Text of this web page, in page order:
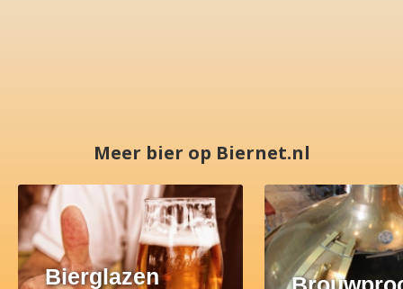
Meer bier op Biernet.nl
Bierglazen